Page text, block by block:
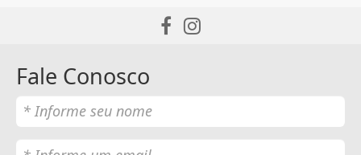
Fale Conosco